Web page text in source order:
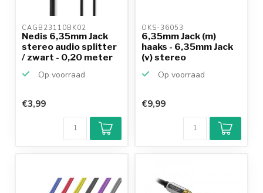
CAGB23110BK02
Nedis 6,35mm Jack
stereo audio splitter
/ zwart - 0,20 meter
Op voorraad
€3,99
OKS-36053
6,35mm Jack (m)
haaks - 6,35mm Jack
(v) stereo
Op voorraad
€9,99